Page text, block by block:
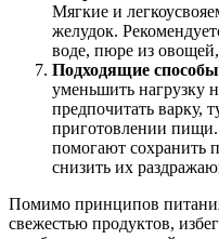
Мягкие и
желудок.
воде, пюре из
Подходящие
уменьшить нагрузку
предпочитать варку,
приготовлении
помогают сохранить
снизить их
Помимо принципов
свежестью продуктов,